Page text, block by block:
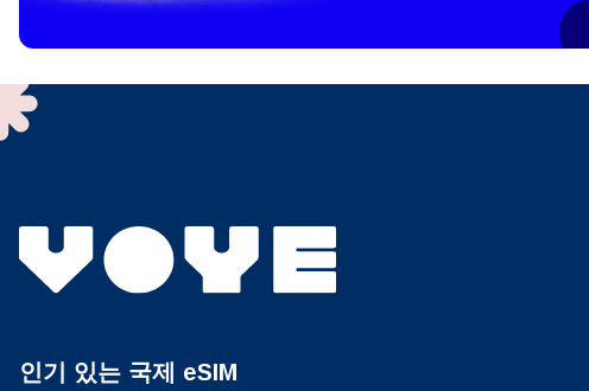
To get your
technology.
or enter in
인기 있는 국제 eSIM